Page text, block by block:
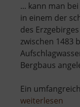
... kann man
in einem der
des
zwischen 1483
Bergbaus
Ein
weiterlesen